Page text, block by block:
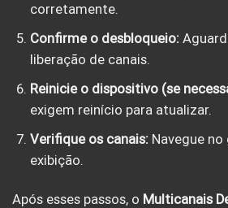
corretamente.
Confirme o desbloqueio:
liberação de canais.
Reinicie o dispositivo (se
exigem reinício para atualizar.
Verifique os canais: Navegue
exibição.
Após esses passos, o Multicanais